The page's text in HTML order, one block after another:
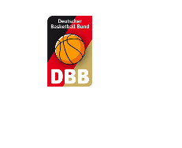
Suchvorschläge